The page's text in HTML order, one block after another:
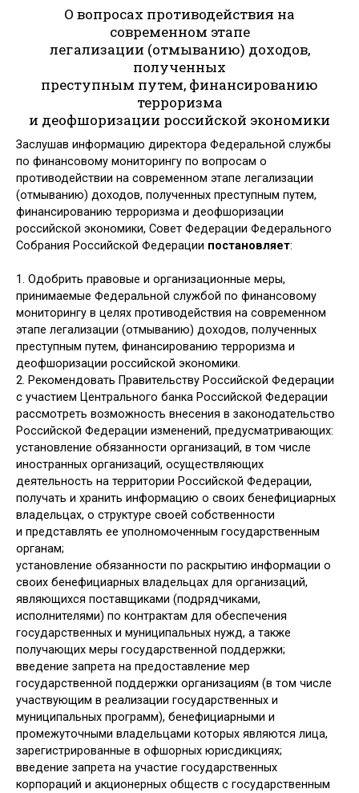
О вопросах противодействия на
современном этапе
легализации (отмыванию) доходов,
полученных
преступным путем, финансированию
терроризма
и деофшоризации российской экономики
Заслушав информацию директора Федеральной службы
по финансовому мониторингу по вопросам о
противодействии на современном этапе легализации
(отмыванию) доходов, полученных преступным путем,
финансированию терроризма и деофшоризации
российской экономики, Совет Федерации Федерального
Собрания Российской Федерации постановляет:
1. Одобрить правовые и организационные меры,
принимаемые Федеральной службой по финансовому
мониторингу в целях противодействия на современном
этапе легализации (отмыванию) доходов, полученных
преступным путем, финансированию терроризма и
деофшоризации российской экономики.
2. Рекомендовать Правительству Российской Федерации
с участием Центрального банка Российской Федерации
рассмотреть возможность внесения в законодательство
Российской Федерации изменений, предусматривающих:
установление обязанности организаций, в том числе
иностранных организаций, осуществляющих
деятельность на территории Российской Федерации,
получать и хранить информацию о своих бенефициарных
владельцах, о структуре своей собственности
и представлять ее уполномоченным государственным
органам;
установление обязанности по раскрытию информации о
своих бенефициарных владельцах для организаций,
являющихся поставщиками (подрядчиками,
исполнителями) по контрактам для обеспечения
государственных и муниципальных нужд, а также
получающих меры государственной поддержки;
введение запрета на предоставление мер
государственной поддержки организациям (в том числе
участвующим в реализации государственных и
муниципальных программ), бенефициарными и
промежуточными владельцами которых являются лица,
зарегистрированные в офшорных юрисдикциях;
введение запрета на участие государственных
корпораций и акционерных обществ с государственным